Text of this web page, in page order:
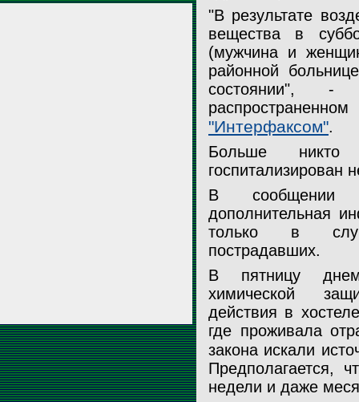
30 июня в Эймсбери в бессознательном состоянии были
два человека - 45-летний Чарли Роули и 44-летняя мать троих
"В результате
вещества в
(мужчина и
районной
состоянии", -
"Интерфаксом".
Больше никто
госпитализирован
В сообщении
дополнительная
только в
пострадавших.
В пятницу
химической
действия в
где проживала
закона искали
Предполагается,
недели и даже